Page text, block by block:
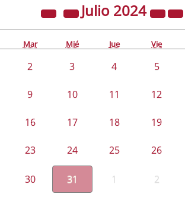
Julio 2024
Mar Mié Jue Vie
2 3 4 5
9 10 11 12
16 17 18 19
23 24 25 26
30 31 1 2